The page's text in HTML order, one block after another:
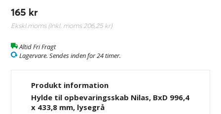
165 kr
Ekskl.moms (Inkl. moms206,25 kr)
Altid Fri Fragt
Lagervare. Sendes inden for 24 timer.
Produkt information
Hylde til opbevaringsskab Nilas, BxD 996,4
x 433,8 mm, lysegrå